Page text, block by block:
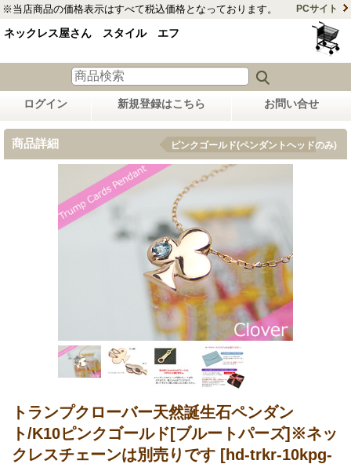
※当店商品の価格表示はすべて税込価格となっております。 PCサイト
ネックレス屋さん スタイル エフ
ログイン 新規登録はこちら お問い合せ
商品詳細 ピンクゴールド(ペンダントヘッドのみ)
トランプクローバー天然誕生石ペンダン
ト/K10ピンクゴールド[ブルートパーズ]※ネッ
クレスチェーンは別売りです [hd-trkr-10kpg-